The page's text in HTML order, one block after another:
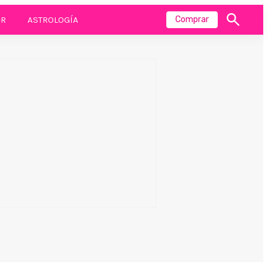
ASTROLOGÍA Comprar
Mostrar